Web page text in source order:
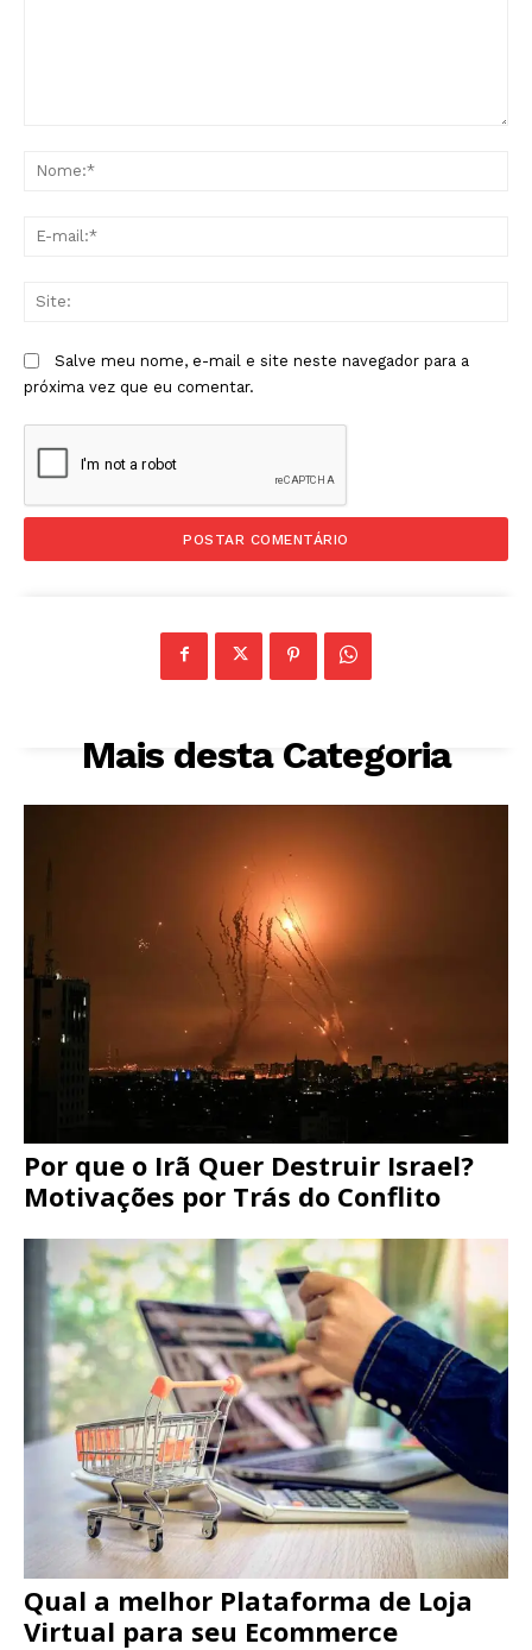
Salve meu nome, e-mail e site neste navegador para a
próxima vez que eu comentar.
Mais desta Categoria
Por que o Irã Quer Destruir Israel?
Motivações por Trás do Conflito
Qual a melhor Plataforma de Loja
Virtual para seu Ecommerce